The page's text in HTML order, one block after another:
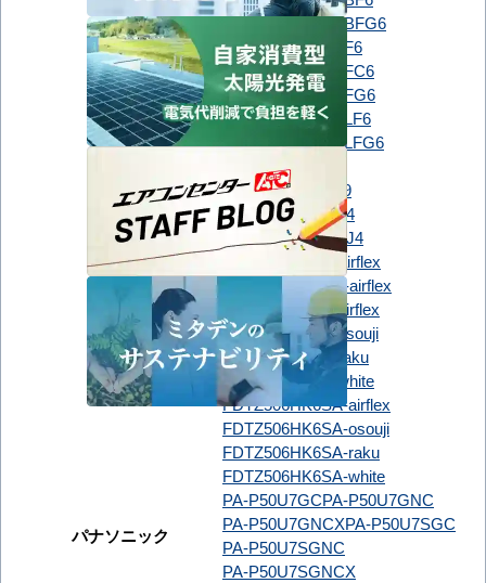
PLZ-ZRMP50SHBFG6
PLZ-ZRMP50SHF6
PLZ-ZRMP50SHFC6
PLZ-ZRMP50SHFG6
PLZ-ZRMP50SHLF6
PLZ-ZRMP50SHLFG6
日立
RCI-GP50RGH9
RCI-GP50RGHJ9
RCIC-GP50RGH4
RCIC-GP50RGHJ4
三菱重工
FDTCZ506H6S-airflex
FDTCZ506HK6S-airflex
FDTZ506H6SA-airflex
FDTZ506H6SA-osouji
FDTZ506H6SA-raku
FDTZ506H6SA-white
FDTZ506HK6SA-airflex
FDTZ506HK6SA-osouji
FDTZ506HK6SA-raku
FDTZ506HK6SA-white
パナソニック
PA-P50U7GCPA-P50U7GNC
PA-P50U7GNCXPA-P50U7SGC
PA-P50U7SGNC
PA-P50U7SGNCX